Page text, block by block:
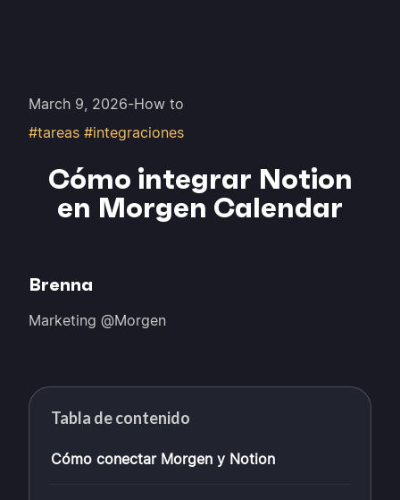
March 9, 2026-How to
#tareas #integraciones
Cómo integrar Notion
en Morgen Calendar
Brenna
Marketing @Morgen
Tabla de contenido
Cómo conectar Morgen y Notion